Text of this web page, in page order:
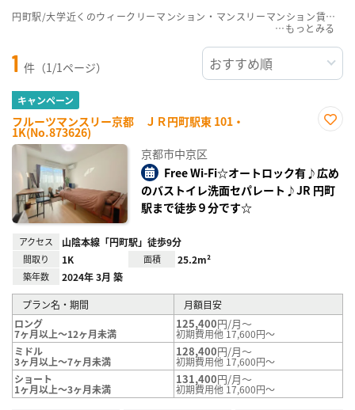
1 件（1/1ページ）
キャンペーン
フルーツマンスリー京都 ＪＲ円町駅東 101・
1K(No.873626)
録
京都市中京区
Free Wi-Fi☆オートロック有♪広め
のバストイレ洗面セパレート♪JR 円町
駅まで徒歩９分です☆
アクセス 山陰本線「円町駅」徒歩9分
間取り 1K 面積 25.2m²
築年数 2024年 3月 築
プラン名・期間
月額目安
ロング
7ヶ月以上～12ヶ月未満
125,400円/月～
初期費用他 17,600円～
ミドル
3ヶ月以上～7ヶ月未満
128,400円/月～
初期費用他 17,600円～
ショート
1ヶ月以上～3ヶ月未満
131,400円/月～
初期費用他 17,600円～
円町駅/大学近くのウィークリーマンション・マンスリーマンション賃貸物件一覧を掲載中。敷金・礼金無料、家具・家電付をご紹介。こだわり条件での絞込みも簡単！
…